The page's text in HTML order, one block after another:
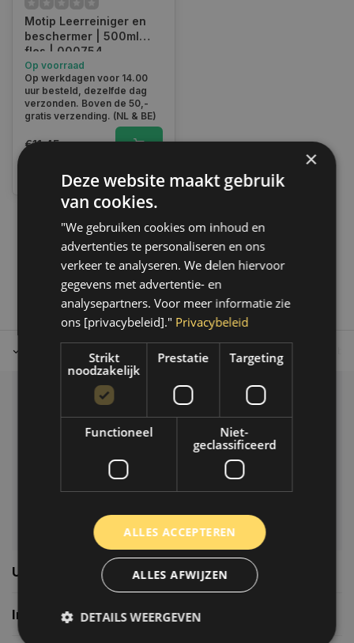
Motip Leerreiniger en
beschermer | 500ml
fles | 000754
Op voorraad
Op werkdagen voor 14.00
uur besteld, dezelfde dag
verzonden. Boven de 50,-
gratis verzending. (NL & BE)
€11,45
Vergelijk
Tot 30 dagen retour sturen. Op werkdagen voor 14.00 uur
Klantenservice
Veelgestelde vragen
Usefull links
Informatie
×
Deze website maakt gebruik
van cookies.
"We gebruiken cookies om inhoud en
advertenties te personaliseren en ons
verkeer te analyseren. We delen hiervoor
gegevens met advertentie- en
analysepartners. Voor meer informatie zie
ons [privacybeleid]." Privacybeleid
Strikt
noodzakelijk
Prestatie Targeting
Functioneel
Niet-
geclassificeerd
ALLES ACCEPTEREN
ALLES AFWIJZEN
DETAILS WEERGEVEN